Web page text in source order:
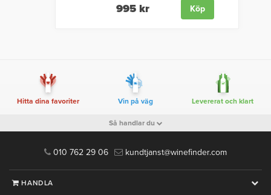
995 kr Köp
Hitta dina favoriter Vin på väg Levererat och klart
Så handlar du
010 762 29 06 kundtjanst@winefinder.com
HANDLA